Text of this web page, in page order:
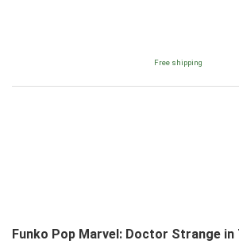
Free shipping
Funko Pop Marvel: Doctor Strange